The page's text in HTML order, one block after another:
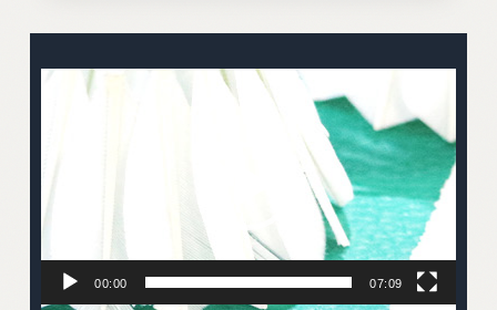
動
00:00 07:09